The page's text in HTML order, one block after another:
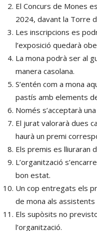
El Concurs de Mones
2024, davant la Torre
Les inscripcions es
l’exposició quedarà
La mona podrà ser al
manera casolana.
S’entén com a mona
pastís amb elements
Només s’acceptarà
El jurat valorarà dues
haurà un premi
Els premis es lliuraran
L’organització
bon estat.
Un cop entregats els
de mona als assistents
Els supòsits no
l’organització.